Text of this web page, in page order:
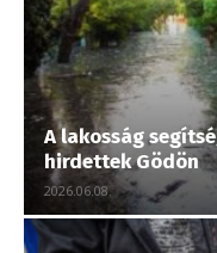
A lakosság
hirdettek Gödön
2026.06.08.